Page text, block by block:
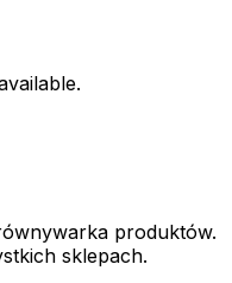
produktów.
sklepach.